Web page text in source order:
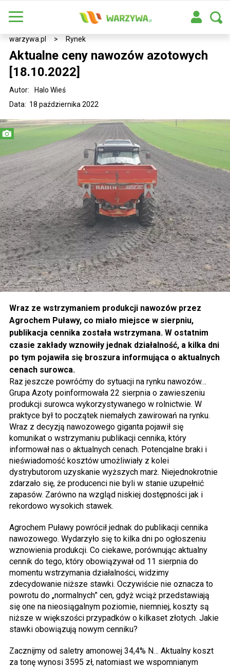
warzywa.pl > Rynek
Aktualne ceny nawozów azotowych
[18.10.2022]
Data: 18 października 2022
Autor: Halo Wieś
Wraz ze wstrzymaniem produkcji nawozów przez
Agrochem Puławy, co miało miejsce w sierpniu,
publikacja cennika została wstrzymana. W ostatnim
czasie zakłady wznowiły jednak działalność, a kilka dni
po tym pojawiła się broszura informująca o aktualnych
cenach surowca.
Raz jeszcze powróćmy do sytuacji na rynku nawozów…
Grupa Azoty poinformowała 22 sierpnia o zawieszeniu
produkcji surowca wykorzystywanego w rolnictwie. W
praktyce był to początek niemałych zawirowań na rynku.
Wraz z decyzją nawozowego giganta pojawił się
komunikat o wstrzymaniu publikacji cennika, który
informował nas o aktualnych cenach. Potencjalne braki i
nieświadomość kosztów umożliwiały z kolei
dystrybutorom uzyskanie wyższych marż. Niejednokrotnie
zdarzało się, że producenci nie byli w stanie uzupełnić
zapasów. Zarówno na wzgląd niskiej dostępności jak i
rekordowo wysokich stawek.
Agrochem Puławy powrócił jednak do publikacji cennika
nawozowego. Wydarzyło się to kilka dni po ogłoszeniu
wznowienia produkcji. Co ciekawe, porównując aktualny
cennik do tego, który obowiązywał od 11 sierpnia do
momentu wstrzymania działalności, widzimy
zdecydowanie niższe stawki. Oczywiście nie oznacza to
powrotu do „normalnych” cen, gdyż wciąż przedstawiają
się one na nieosiągalnym poziomie, niemniej, koszty są
niższe w większości przypadków o kilkaset złotych. Jakie
stawki obowiązują nowym cenniku?
Zacznijmy od saletry amonowej 34,4% N… Aktualny koszt
za tonę wynosi 3595 zł, natomiast we wspomnianym